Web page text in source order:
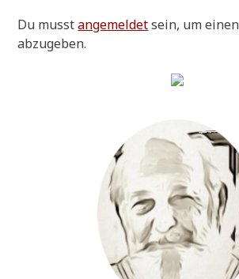
Du musstangemeldetsein, um
abzugeben.